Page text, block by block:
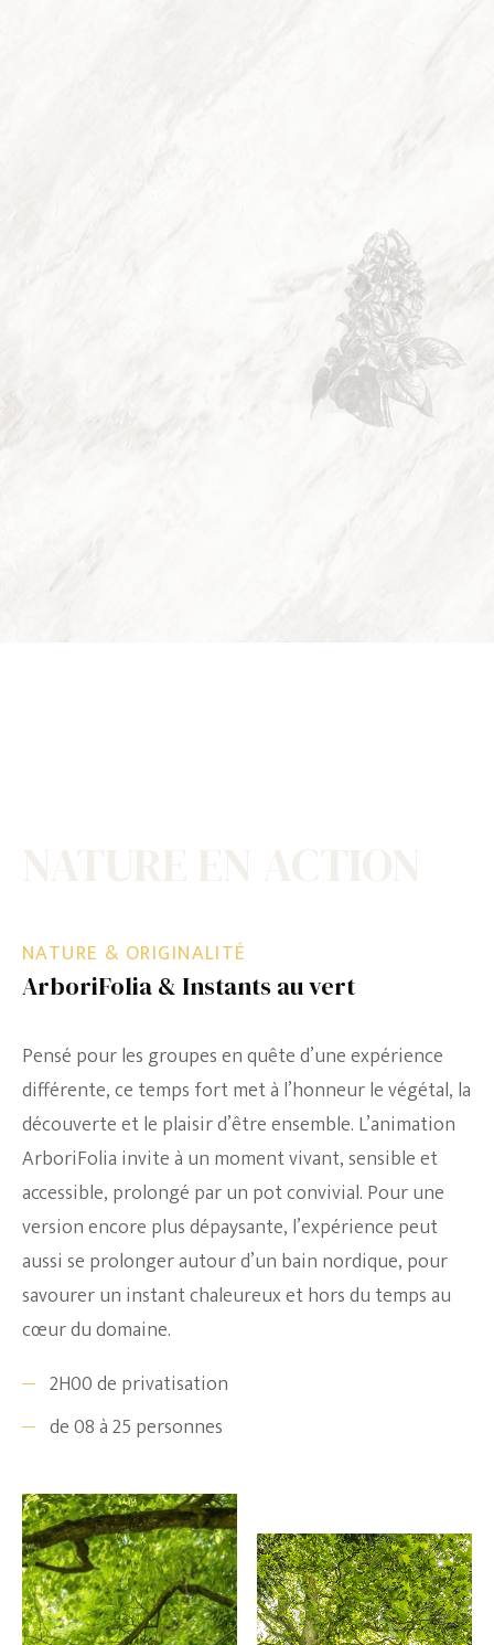
ArboriFolia & Instants au vert
NATURE & ORIGINALITÉ
Pensé pour les groupes en quête d’une expérience
différente, ce temps fort met à l’honneur le végétal, la
découverte et le plaisir d’être ensemble. L’animation
ArboriFolia invite à un moment vivant, sensible et
accessible, prolongé par un pot convivial. Pour une
version encore plus dépaysante, l’expérience peut
aussi se prolonger autour d’un bain nordique, pour
savourer un instant chaleureux et hors du temps au
cœur du domaine.
2H00 de privatisation
de 08 à 25 personnes